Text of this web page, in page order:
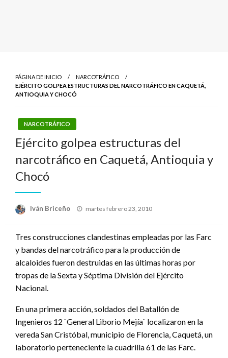
PÁGINA DE INICIO
NARCOTRÁFICO
EJÉRCITO GOLPEA ESTRUCTURAS DEL NARCOTRÁFICO EN CAQUETÁ,
ANTIOQUIA Y CHOCÓ
NARCOTRÁFICO
Ejército golpea estructuras del
narcotráfico en Caquetá, Antioquia y
Chocó
Iván Briceño
Publicado
martes febrero 23, 2010
Tres construcciones clandestinas empleadas por las Farc
y bandas del narcotráfico para la producción de
alcaloides fueron destruidas en las últimas horas por
tropas de la Sexta y Séptima División del Ejército
Nacional.
En una primera acción, soldados del Batallón de
Ingenieros 12 `General Liborio Mejía` localizaron en la
vereda San Cristóbal, municipio de Florencia, Caquetá, un
laboratorio perteneciente la cuadrilla 61 de las Farc.